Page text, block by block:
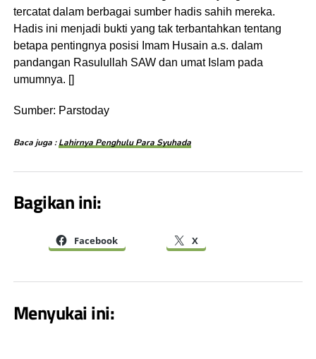
tercatat dalam berbagai sumber hadis sahih mereka.
Hadis ini menjadi bukti yang tak terbantahkan tentang
betapa pentingnya posisi Imam Husain a.s. dalam
pandangan Rasulullah SAW dan umat Islam pada
umumnya. []
Sumber: Parstoday
Baca juga :Lahirnya Penghulu Para Syuhada
Bagikan ini:
Facebook X
Menyukai ini: